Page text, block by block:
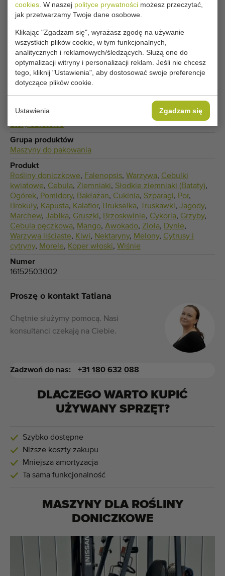
cookies . W naszej polityce prywatności możesz przeczytać,
jak przetwarzamy Twoje dane osobowe.
Klikając "Zgadzam się", wyrażasz zgodę na używanie
wszystkich plików cookie, w tym funkcjonalnych,
analitycznych i reklamowych/śledzących. Służą one do
optymalizacji witryny i personalizacji reklam. Jeśli nie chcesz
tego, kliknij "Ustawienia", aby dostosować swoje preferencje
dotyczące plików cookie.
Ustawienia Zgadzam się
Twoje obecne ustawienia plików cookie blokują tę
część. Zmień ustawienia plików cookie, aby uzyskać
dostęp do tej części.
ZMIEŃ USTAWIENIA PLIKÓW COOKIE
Typ
Stoły obrotowe
Grupa produktów
Maszyny do pakowania
Produkt
Rośliny doniczkowe, Falenopsis, Warzywa, Cebulki
kwiatowe, Cebula, Ziemniaki, Słodkie ziemniaki (Bataty),
Ogórek, Pomidory, Bakłażan, Cukinia, Szparagi, Por,
Brokuły, Kapusta, Kalafior, Brukselka, Truskawki, Jagody,
Marchew, Jabłka, Gruszki, Brzoskwinie, Cykoria, Grzyby,
Cebula pęczkowa, Mango, Awokado, Zioła, Dynie,
Warzywa liściaste, Kiwi, Nektaryny, Melony, Cytrusy i
cytryny, Morele, Koper włoski, Wiśnie
Numer
16152503002
Proszę o kontakt Tatiana
Chętnie służymy pomocą. Nasi
konsultanci czekają na Ciebie.
Zadzwoń do nas: +31 180 632 088
DLACZEGO WARTO KUPIĆ
UŻYWANY SPRZĘT?
Szybko dostępne
Niższe koszty zakupu
Mniejsza amortyzacja
Ta sama funkcjonalność
MASZYNY DLA ROŚLINY
DONICZKOWE